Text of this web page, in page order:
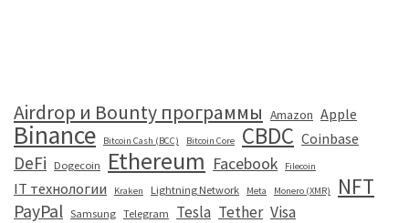
Airdrop и Bounty программы Amazon Apple
Binance Bitcoin Cash (BCC) Bitcoin Core CBDC Coinbase
DeFi Dogecoin Ethereum Facebook Filecoin
IT технологии Kraken Lightning Network Meta Monero (XMR) NFT
PayPal Samsung Telegram Tesla Tether Visa